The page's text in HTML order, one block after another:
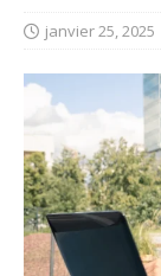
janvier 25, 2025